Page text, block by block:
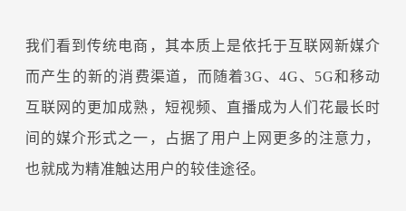
我们看到传统电商，其本质上是依托于互联网新媒介
而产生的新的消费渠道，而随着3G、4G、5G和移动
互联网的更加成熟，短视频、直播成为人们花最长时
间的媒介形式之一，占据了用户上网更多的注意力，
也就成为精准触达用户的较佳途径。